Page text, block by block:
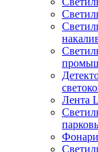
Лента
Фонари